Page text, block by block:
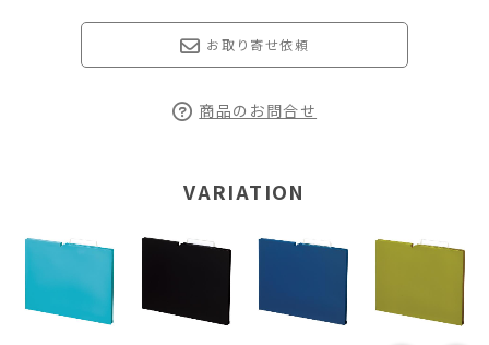
お取り寄せ依頼
商品のお問合せ
VARIATION